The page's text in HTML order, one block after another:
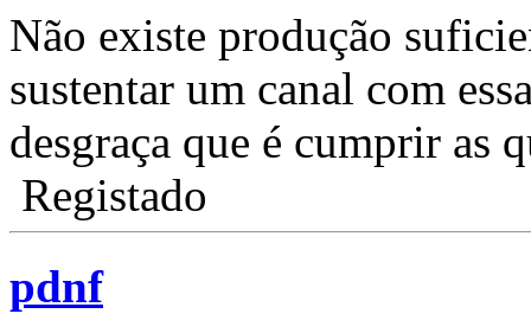
Não existe produção
sustentar um canal com
desgraça que é cumprir as
Registado
pdnf